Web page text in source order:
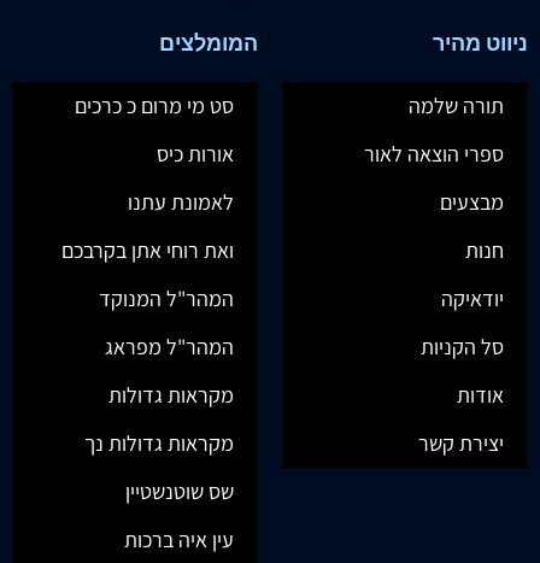
ניווט מהיר
תורה שלמה
ספרי הוצאה לאור
מבצעים
חנות
יודאיקה
סל הקניות
אודות
יצירת קשר
המומלצים
סט מי מרום כ כרכים
אורות כיס
לאמונת עתנו
ואת רוחי אתן בקרבכם
המהר"ל המנוקד
המהר"ל מפראג
מקראות גדולות
מקראות גדולות נך
שס שוטנשטיין
עין איה ברכות